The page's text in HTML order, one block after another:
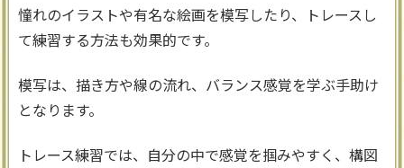
憧れのイラストや有名な絵画を模写したり、トレースし
て練習する方法も効果的です。
模写は、描き方や線の流れ、バランス感覚を学ぶ手助け
となります。
トレース練習では、自分の中で感覚を掴みやすく、構図